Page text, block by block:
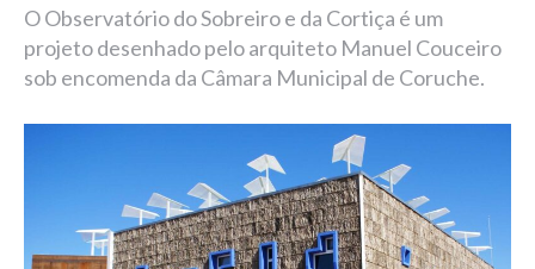
O Observatório do Sobreiro e da Cortiça é um
projeto desenhado pelo arquiteto Manuel Couceiro
sob encomenda da Câmara Municipal de Coruche.